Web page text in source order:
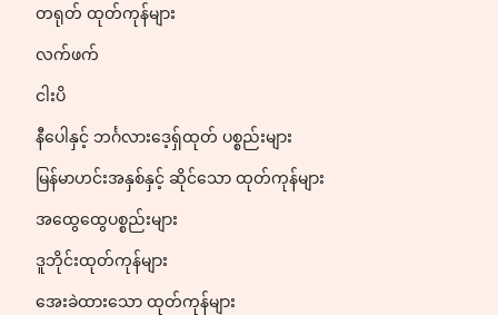
တရုတ် ထုတ်ကုန်များ
လက်ဖက်
ငါးပိ
နီပေါနှင့် ဘင်္ဂလားဒေ့ရှ်ထုတ် ပစ္စည်းများ
မြန်မာဟင်းအနှစ်နှင့် ဆိုင်သော ထုတ်ကုန်များ
အထွေထွေပစ္စည်းများ
ဒူဘိုင်းထုတ်ကုန်များ
အေးခဲထားသော ထုတ်ကုန်များ